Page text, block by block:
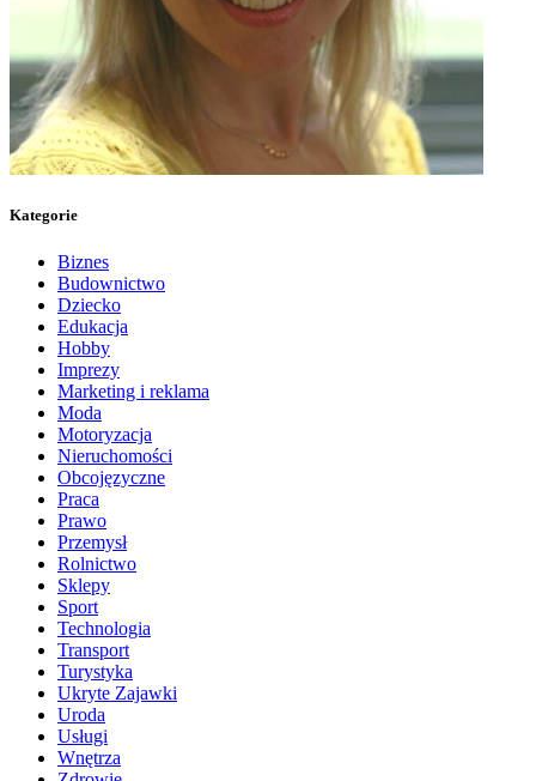
Kategorie
Biznes
Budownictwo
Dziecko
Edukacja
Hobby
Imprezy
Marketing i reklama
Moda
Motoryzacja
Nieruchomości
Obcojęzyczne
Praca
Prawo
Przemysł
Rolnictwo
Sklepy
Sport
Technologia
Transport
Turystyka
Ukryte Zajawki
Uroda
Usługi
Wnętrza